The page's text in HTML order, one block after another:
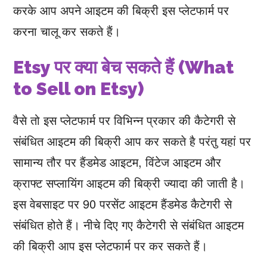
करके आप अपने आइटम की बिक्री इस प्लेटफार्म पर
करना चालू कर सकते हैं।
Etsy पर क्या बेच सकते हैं (What
to Sell on Etsy)
वैसे तो इस प्लेटफार्म पर विभिन्न प्रकार की कैटेगरी से
संबंधित आइटम की बिक्री आप कर सकते है परंतु यहां पर
सामान्य तौर पर हैंडमेड आइटम, विंटेज आइटम और
क्राफ्ट सप्लायिंग आइटम की बिक्री ज्यादा की जाती है।
इस वेबसाइट पर 90 परसेंट आइटम हैंडमेड कैटेगरी से
संबंधित होते हैं। नीचे दिए गए कैटेगरी से संबंधित आइटम
की बिक्री आप इस प्लेटफार्म पर कर सकते हैं।